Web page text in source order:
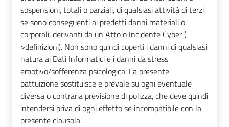
sospensioni, totali o parziali, di qualsiasi attività di terzi
se sono conseguenti ai predetti danni materiali o
corporali, derivanti da un Atto o Incidente Cyber (-
>definizioni). Non sono quindi coperti i danni di qualsiasi
natura ai Dati Informatici e i danni da stress
emotivo/sofferenza psicologica. La presente
pattuizione sostituisce e prevale su ogni eventuale
diversa o contraria previsione di polizza, che deve quindi
intendersi priva di ogni effetto se incompatibile con la
presente clausola.